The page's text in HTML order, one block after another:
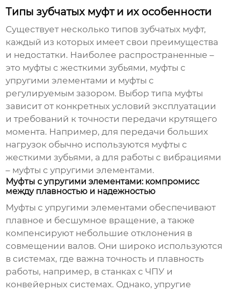
Типы зубчатых муфт и их особенности
Существует несколько типов зубчатых муфт,
каждый из которых имеет свои преимущества
и недостатки. Наиболее распространенные –
это муфты с жесткими зубьями, муфты с
упругими элементами и муфты с
регулируемым зазором. Выбор типа муфты
зависит от конкретных условий эксплуатации
и требований к точности передачи крутящего
момента. Например, для передачи больших
нагрузок обычно используются муфты с
жесткими зубьями, а для работы с вибрациями
– муфты с упругими элементами.
Муфты с упругими элементами: компромисс
между плавностью и надежностью
Муфты с упругими элементами обеспечивают
плавное и бесшумное вращение, а также
компенсируют небольшие отклонения в
совмещении валов. Они широко используются
в системах, где важна точность и плавность
работы, например, в станках с ЧПУ и
конвейерных системах. Однако, упругие